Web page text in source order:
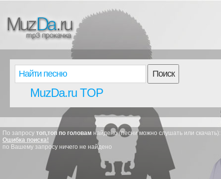
Поиск
MuzDa.ru TOP
По запросу топ,топ по головам найдено (песни можно слушать или скачать):
Ошибка поиска!
по Вашему запросу ничего не найдено